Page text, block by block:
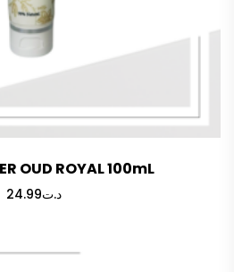
OUD ROYAL 100mL
د.ت24.99